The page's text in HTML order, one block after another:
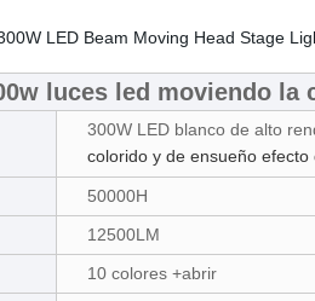
luces led moviendo la
300W LED blanco de alto
colorido y de ensueño
50000H
12500LM
10 colores +abrir